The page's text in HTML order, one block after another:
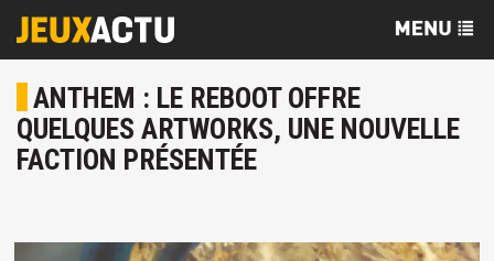
ANTHEM : LE REBOOT OFFRE
QUELQUES ARTWORKS, UNE NOUVELLE
FACTION PRÉSENTÉE